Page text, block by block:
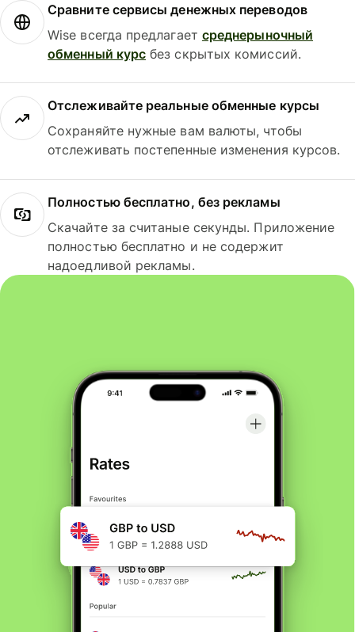
Сравните сервисы денежных переводов
Wise всегда предлагает среднерыночный
обменный курс без скрытых комиссий.
Отслеживайте реальные обменные курсы
Сохраняйте нужные вам валюты, чтобы
отслеживать постепенные изменения курсов.
Полностью бесплатно, без рекламы
Скачайте за считаные секунды. Приложение
полностью бесплатно и не содержит
надоедливой рекламы.